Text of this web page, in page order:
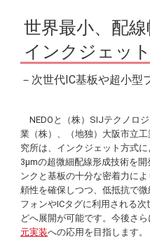
世界最小、配
インクジェッ
－次世代IC基板や超小型
NEDOと（株）SIJテクノロ
業（株）、（地独）大阪市立
究所は、インクジェット方式
3μmの超微細配線形成技術を
ンクと基板の十分な密着力に
頼性を確保しつつ、低抵抗で
フォンやICタグに利用される
どへ展開が可能です。今後さ
元実装への応用を目指します。